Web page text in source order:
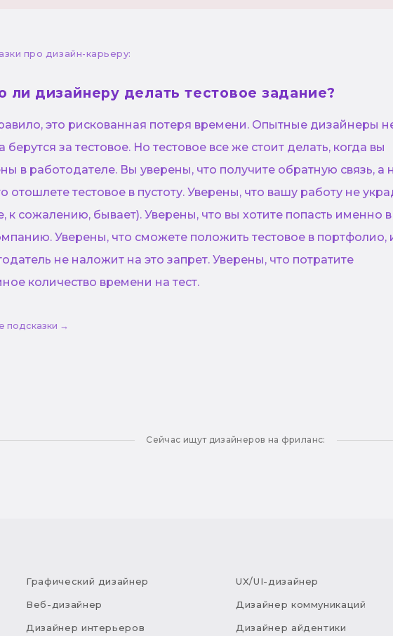
про дизайн-карьеру:
ли дизайнеру делать тестовое задание?
это рискованная потеря времени. Опытные дизайнеры
берутся за тестовое. Но тестовое все же стоит делать, когда вы
в работодателе. Вы уверены, что получите обратную связь, а
отошлете тестовое в пустоту. Уверены, что вашу работу не
к сожалению, бывает). Уверены, что вы хотите попасть именно в
Уверены, что сможете положить тестовое в портфолио,
не наложит на это запрет. Уверены, что потратите
количество времени на тест.
подсказки →
Сейчас ищут дизайнеров на фриланс:
Графический дизайнер UX/UI-дизайнер
Веб-дизайнер Дизайнер коммуникаций
Дизайнер интерьеров Дизайнер айдентики